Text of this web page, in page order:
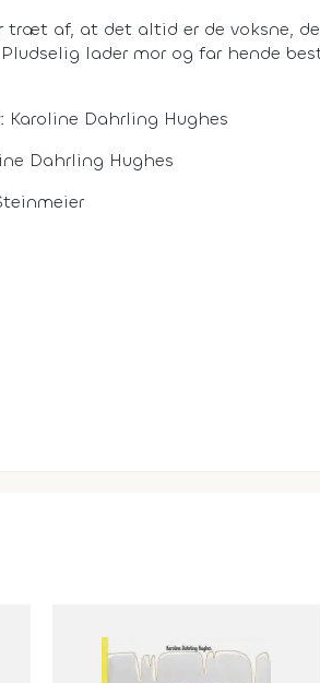
træt af, at det altid er de voksne,
lader mor og far hende
Karoline Dahrling Hughes
Dahrling Hughes